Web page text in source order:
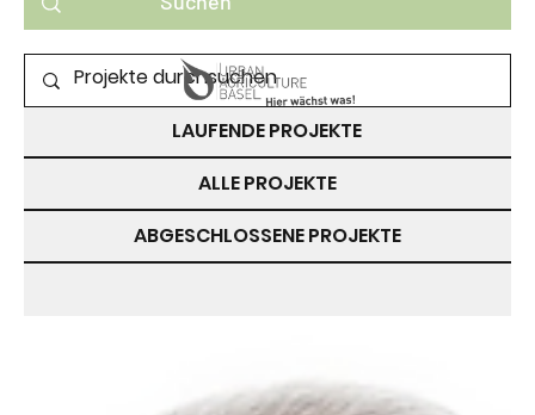
PROJEKTE ZUM MITMACHEN
LAUFENDE PROJEKTE
ALLE PROJEKTE
ABGESCHLOSSENE PROJEKTE